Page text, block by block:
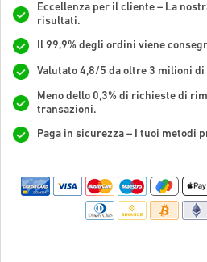
Eccellenza per il cliente – La
risultati.
Il 99,9% degli ordini viene
Valutato 4,8/5 da oltre 3 milioni
Meno dello 0,3% di richieste di
transazioni.
Paga in sicurezza – I tuoi metodi